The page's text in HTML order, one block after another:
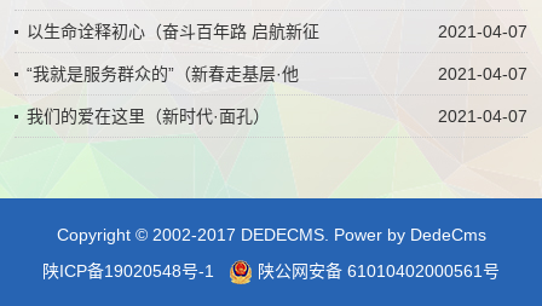
2021-04-07
以生命诠释初心（奋斗百年路 启航新征
2021-04-07
“我就是服务群众的”（新春走基层·他
2021-04-07
我们的爱在这里（新时代·面孔）
Copyright © 2002-2017 DEDECMS. Power by DedeCms
陕ICP备19020548号-1
陕公网安备 61010402000561号